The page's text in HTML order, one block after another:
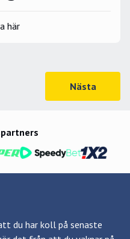
här
Nästa
du har koll på senaste